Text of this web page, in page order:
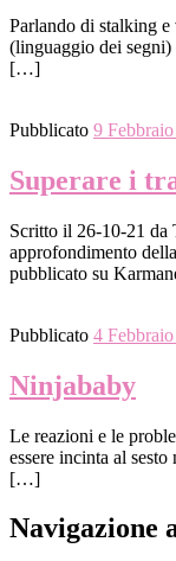
Parlando di stalking
(linguaggio dei
[…]
Pubblicato 9
Superare i
Scritto il 26-10-21 da
approfondimento
pubblicato su
Pubblicato 4
Ninjababy
Le reazioni e le
essere incinta al
[…]
Navigazione